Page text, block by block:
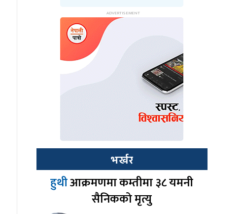
भर्खर
हुथीआक्रमणमा कम्तीमा ३८ यमनी
सैनिकको मृत्यु